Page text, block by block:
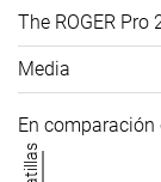
The ROGER Pro
Media
En